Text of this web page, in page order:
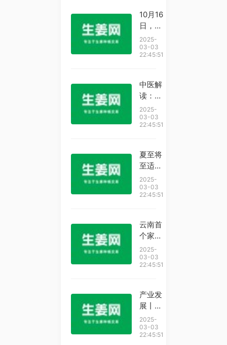
10月16
日，河
南郑
州。秋
季降
寒咳
嗽，湿
中医分
享常
姜、白
萝卜
皮，三
样东西
2025-
03-03
22:45:51
中医解
读：饭
不香，
吃生姜
2025-
03-03
22:45:51
夏至将
至适宜
养生，
喝完冰
啤酒后
服，烧
心，口
老中医
分享一
方，用
生姜蘸
白糖，
好吃又
易找
2025-
03-03
22:45:51
云南首
个家书
博物馆
开馆。
2025-
03-03
22:45:51
产业发
展丨郴
州汝城
马桥
镇：8
2025-
03-03
22:45:51